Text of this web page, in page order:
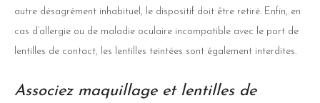
autre désagrément inhabituel, le dispositif doit être retiré. Enfin, en
cas d’allergie ou de maladie oculaire incompatible avec le port de
lentilles de contact, les lentilles teintées sont également interdites.
Associez maquillage et lentilles de